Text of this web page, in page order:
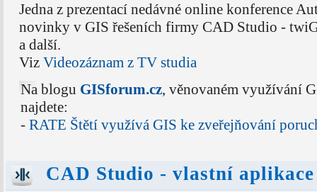
Jedna z prezentací nedávné online konference
novinky v GIS řešeních firmy CAD Studio -
a další.
Viz Videozáznam z TV studia
Na blogu GISforum.cz, věnovaném využívání
najdete:
- RATE Štětí využívá GIS ke zveřejňování
CAD Studio - vlastní aplikace